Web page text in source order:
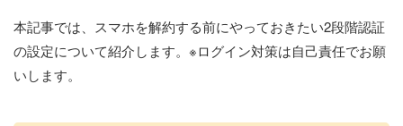
本記事では、スマホを解約する前にやっておきたい2段階認証
の設定について紹介します。※ログイン対策は自己責任でお願
いします。